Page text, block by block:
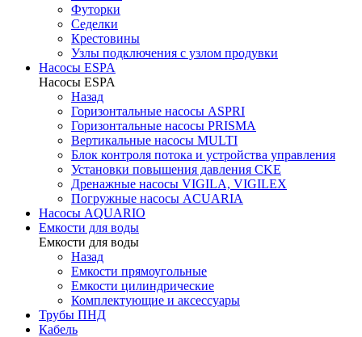
Футорки
Седелки
Крестовины
Узлы подключения с узлом продувки
Насосы ESPA
Насосы ESPA
Назад
Горизонтальные насосы ASPRI
Горизонтальные насосы PRISMA
Вертикальные насосы MULTI
Блок контроля потока и устройства управления
Установки повышения давления CKE
Дренажные насосы VIGILA, VIGILEX
Погружные насосы ACUARIA
Насосы AQUARIO
Емкости для воды
Емкости для воды
Назад
Емкости прямоугольные
Емкости цилиндрические
Комплектующие и аксессуары
Трубы ПНД
Кабель